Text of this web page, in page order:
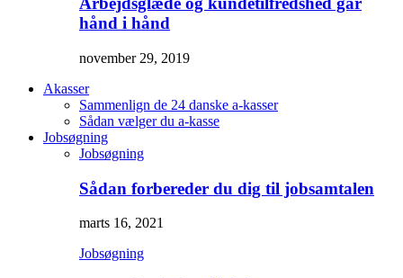
hånd i hånd
november 29, 2019
Akasser
Sammenlign de 24 danske a-kasser
Sådan vælger du a-kasse
Jobsøgning
Jobsøgning
Sådan forbereder du dig til jobsamtalen
marts 16, 2021
Jobsøgning